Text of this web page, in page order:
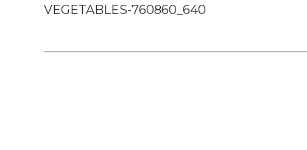
VEGETABLES-760860_640